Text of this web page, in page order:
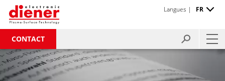
CONTACT
Langues | FR